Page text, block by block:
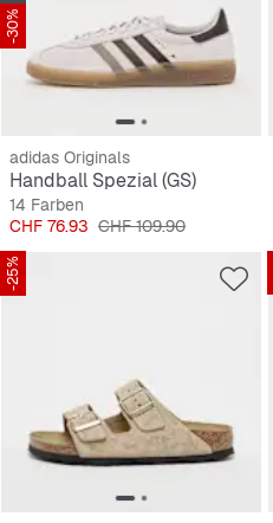
-30%
adidas Originals
Handball Spezial (GS)
14 Farben
Preis
CHF 76.93 Originalpreis
CHF 109.90
-25%